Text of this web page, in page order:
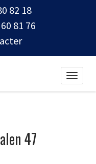
82 18
81 76
Toggle
47